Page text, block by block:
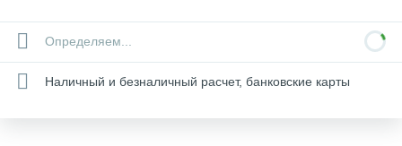
Определяем...
Наличный и безналичный расчет, банковские карты